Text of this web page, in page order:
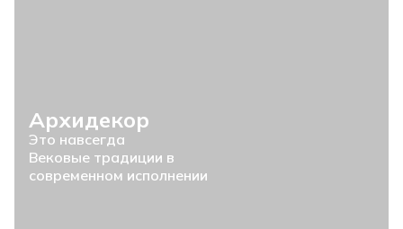
Архидекор
Это навсегда
Вековые традиции в
современном исполнении